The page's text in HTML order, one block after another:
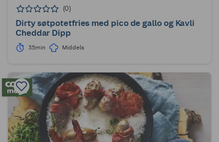
(0)
Dirty søtpotetfries med pico de gallo og Kavli
Cheddar Dipp
35min Middels